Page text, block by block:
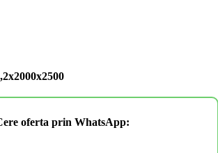
oferta prin WhatsApp: